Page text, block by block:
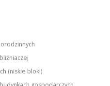
(niskie bloki)